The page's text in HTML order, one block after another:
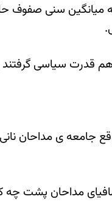
میانگین سنی صفوف
هم قدرت سیاسی
جامعه ی مداحان
مافیای مداحان پشت